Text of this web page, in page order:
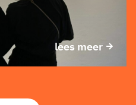
lees meer